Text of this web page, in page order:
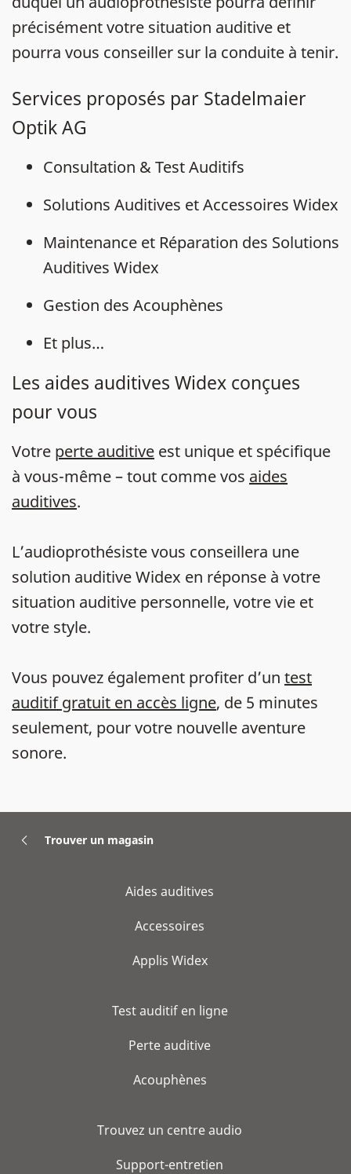
précisément votre situation auditive et
pourra vous conseiller sur la conduite à tenir.
Services proposés par Stadelmaier
Optik AG
Consultation & Test Auditifs
Solutions Auditives et Accessoires Widex
Maintenance et Réparation des Solutions
Auditives Widex
Gestion des Acouphènes
Et plus…
Les aides auditives Widex conçues
pour vous
Votre perte auditive est unique et spécifique
à vous-même – tout comme vos aides
auditives.
L’audioprothésiste vous conseillera une
solution auditive Widex en réponse à votre
situation auditive personnelle, votre vie et
votre style.
Vous pouvez également profiter d’un test
auditif gratuit en accès ligne, de 5 minutes
seulement, pour votre nouvelle aventure
sonore.
Trouver un magasin
Aides auditives
Accessoires
Applis Widex
Test auditif en ligne
Perte auditive
Acouphènes
Trouvez un centre audio
Support-entretien